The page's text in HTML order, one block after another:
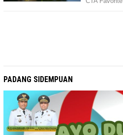
PADANG SIDEMPUAN